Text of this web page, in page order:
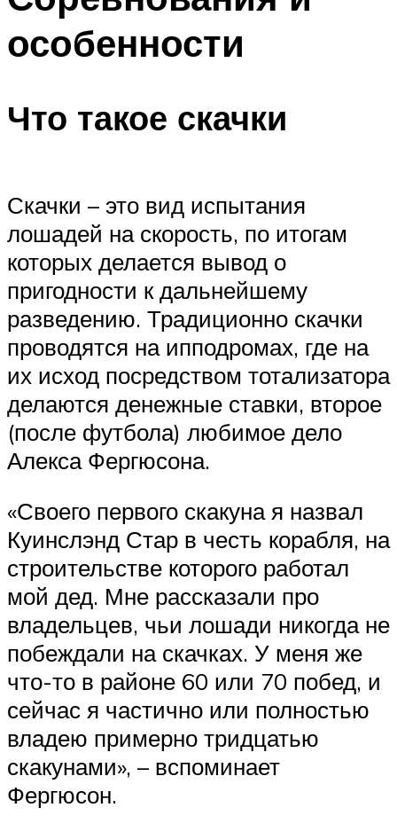
особенности
Что такое скачки
Скачки – это вид испытания
лошадей на скорость, по итогам
которых делается вывод о
пригодности к дальнейшему
разведению. Традиционно скачки
проводятся на ипподромах, где на
их исход посредством тотализатора
делаются денежные ставки, второе
(после футбола) любимое дело
Алекса Фергюсона.
«Своего первого скакуна я назвал
Куинслэнд Стар в честь корабля, на
строительстве которого работал
мой дед. Мне рассказали про
владельцев, чьи лошади никогда не
побеждали на скачках. У меня же
что-то в районе 60 или 70 побед, и
сейчас я частично или полностью
владею примерно тридцатью
скакунами», – вспоминает
Фергюсон.